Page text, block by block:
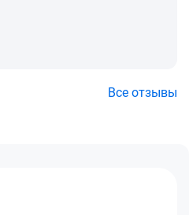
Все отзывы